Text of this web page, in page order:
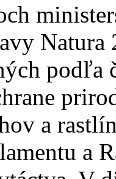
Natura
podľa
a
a